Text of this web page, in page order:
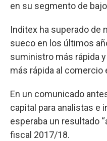
en su segmento de
Inditex ha superado de
sueco en los últimos
suministro más rápida
más rápida al comercio
En un comunicado
capital para analistas e
esperaba un resultado
fiscal 2017/18.